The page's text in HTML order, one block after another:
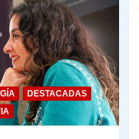
DESTACADAS